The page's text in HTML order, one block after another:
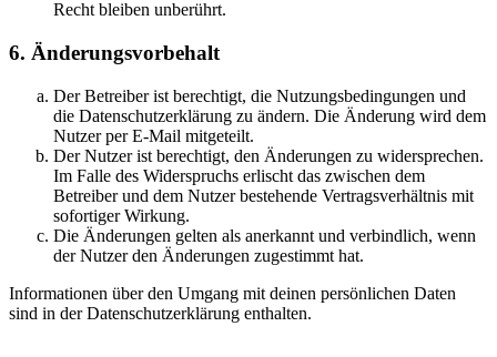
Recht bleiben unberührt.
6. Änderungsvorbehalt
Der Betreiber ist berechtigt, die Nutzungsbedingungen und
die Datenschutzerklärung zu ändern. Die Änderung wird dem
Nutzer per E-Mail mitgeteilt.
Der Nutzer ist berechtigt, den Änderungen zu widersprechen.
Im Falle des Widerspruchs erlischt das zwischen dem
Betreiber und dem Nutzer bestehende Vertragsverhältnis mit
sofortiger Wirkung.
Die Änderungen gelten als anerkannt und verbindlich, wenn
der Nutzer den Änderungen zugestimmt hat.
Informationen über den Umgang mit deinen persönlichen Daten
sind in der Datenschutzerklärung enthalten.